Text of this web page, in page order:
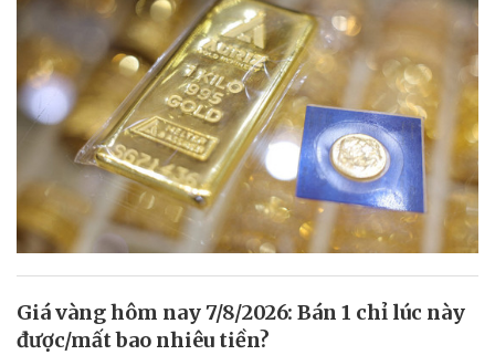
Giá vàng hôm nay 7/8/2026: Bán 1 chỉ lúc này
được/mất bao nhiêu tiền?